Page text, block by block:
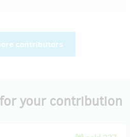
contributors
your contribution